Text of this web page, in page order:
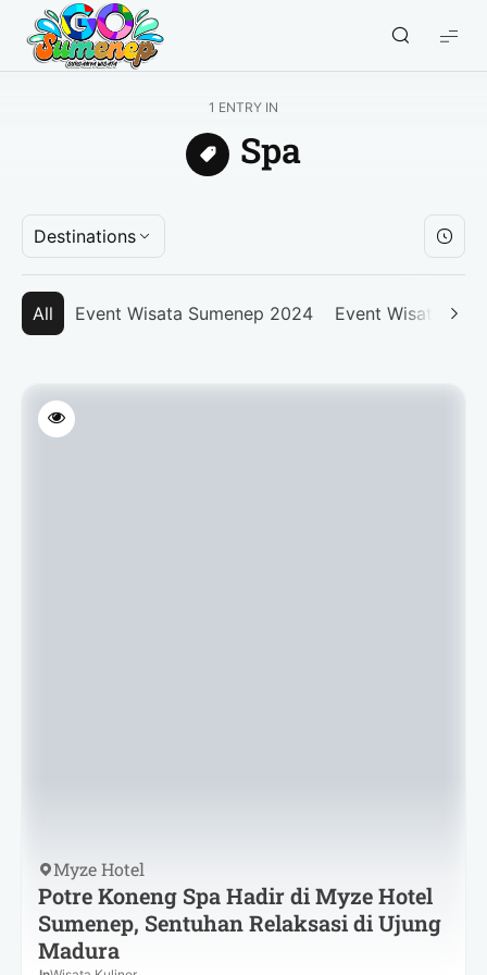
GO
Sumenep
1 ENTRY IN
Spa
Destinations
All Event Wisata Sumenep 2024 Event Wisata
Myze Hotel
Potre Koneng Spa Hadir di Myze Hotel
Sumenep, Sentuhan Relaksasi di Ujung
Madura